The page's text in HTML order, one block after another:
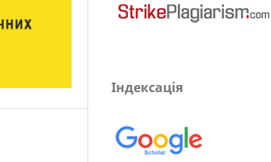
Індексація